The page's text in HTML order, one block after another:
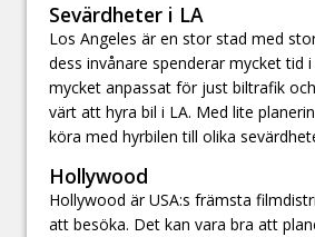
Sevärdheter i LA
Los Angeles är en stor stad med
dess invånare spenderar mycket tid
mycket anpassat för just biltrafik
värt att hyra bil i LA. Med lite
köra med hyrbilen till olika
Hollywood
Hollywood är USA:s främsta
att besöka. Det kan vara bra att